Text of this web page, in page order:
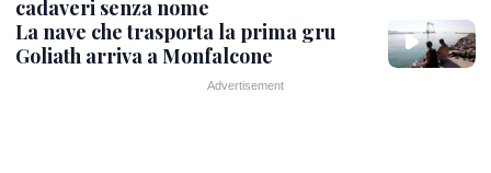
cadaveri senza nome
La nave che trasporta la prima gru
Goliath arriva a Monfalcone